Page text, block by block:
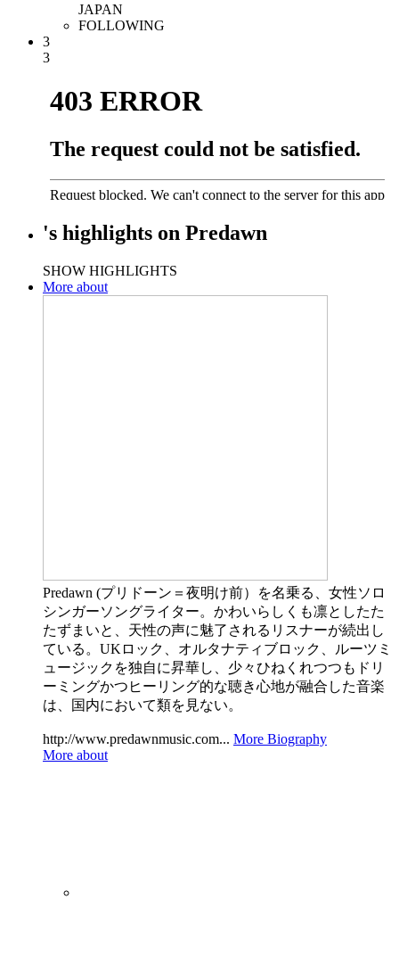
JAPAN
FOLLOWING
3
3
's highlights on Predawn
SHOW HIGHLIGHTS
More about
Predawn (プリドーン＝夜明け前）を名乗る、女性ソロ
シンガーソングライター。かわいらしくも凛としたた
たずまいと、天性の声に魅了されるリスナーが続出し
ている。UKロック、オルタナティブロック、ルーツミ
ュージックを独自に昇華し、少々ひねくれつつもドリ
ーミングかつヒーリング的な聴き心地が融合した音楽
は、国内において類を見ない。
http://www.predawnmusic.com... More Biography
More about